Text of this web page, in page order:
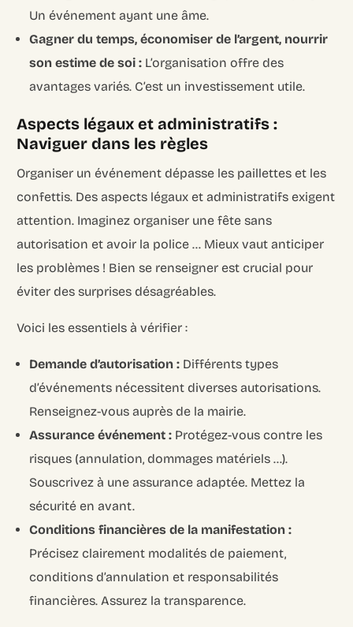
Un événement ayant une âme.
Gagner du temps, économiser de l’argent, nourrir
son estime de soi : L’organisation offre des
avantages variés. C’est un investissement utile.
Aspects légaux et administratifs :
Naviguer dans les règles
Organiser un événement dépasse les paillettes et les
confettis. Des aspects légaux et administratifs exigent
attention. Imaginez organiser une fête sans
autorisation et avoir la police … Mieux vaut anticiper
les problèmes ! Bien se renseigner est crucial pour
éviter des surprises désagréables.
Voici les essentiels à vérifier :
Demande d’autorisation : Différents types
d’événements nécessitent diverses autorisations.
Renseignez-vous auprès de la mairie.
Assurance événement : Protégez-vous contre les
risques (annulation, dommages matériels …).
Souscrivez à une assurance adaptée. Mettez la
sécurité en avant.
Conditions financières de la manifestation :
Précisez clairement modalités de paiement,
conditions d’annulation et responsabilités
financières. Assurez la transparence.